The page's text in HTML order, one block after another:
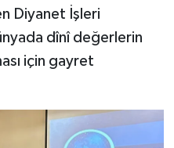
Diyanet İşleri
dînî değerlerin
için gayret